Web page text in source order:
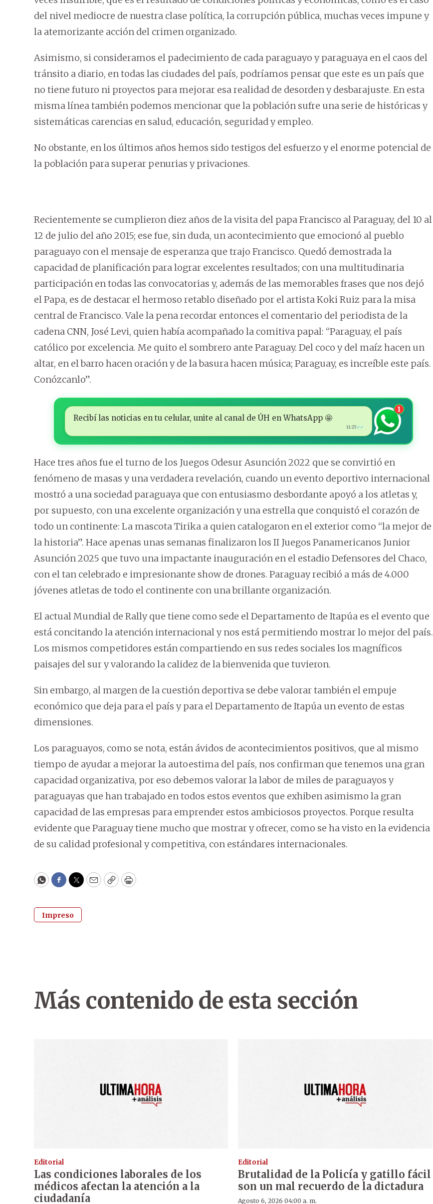
del nivel mediocre de nuestra clase política, la corrupción pública, muchas veces impune y
la atemorizante acción del crimen organizado.
Asimismo, si consideramos el padecimiento de cada paraguayo y paraguaya en el caos del
tránsito a diario, en todas las ciudades del país, podríamos pensar que este es un país que
no tiene futuro ni proyectos para mejorar esa realidad de desorden y desbarajuste. En esta
misma línea también podemos mencionar que la población sufre una serie de históricas y
sistemáticas carencias en salud, educación, seguridad y empleo.
No obstante, en los últimos años hemos sido testigos del esfuerzo y el enorme potencial de
la población para superar penurias y privaciones.
Recientemente se cumplieron diez años de la visita del papa Francisco al Paraguay, del 10 al
12 de julio del año 2015; ese fue, sin duda, un acontecimiento que emocionó al pueblo
paraguayo con el mensaje de esperanza que trajo Francisco. Quedó demostrada la
capacidad de planificación para lograr excelentes resultados; con una multitudinaria
participación en todas las convocatorias y, además de las memorables frases que nos dejó
el Papa, es de destacar el hermoso retablo diseñado por el artista Koki Ruiz para la misa
central de Francisco. Vale la pena recordar entonces el comentario del periodista de la
cadena CNN, José Levi, quien había acompañado la comitiva papal: “Paraguay, el país
católico por excelencia. Me quito el sombrero ante Paraguay. Del coco y del maíz hacen un
altar, en el barro hacen oración y de la basura hacen música; Paraguay, es increíble este país.
Conózcanlo”.
Recibí las noticias en tu celular, unite al canal de ÚH en WhatsApp 🤩
11:25 ✓✓
1
Hace tres años fue el turno de los Juegos Odesur Asunción 2022 que se convirtió en
fenómeno de masas y una verdadera revelación, cuando un evento deportivo internacional
mostró a una sociedad paraguaya que con entusiasmo desbordante apoyó a los atletas y,
por supuesto, con una excelente organización y una estrella que conquistó el corazón de
todo un continente: La mascota Tirika a quien catalogaron en el exterior como “la mejor de
la historia”. Hace apenas unas semanas finalizaron los II Juegos Panamericanos Junior
Asunción 2025 que tuvo una impactante inauguración en el estadio Defensores del Chaco,
con el tan celebrado e impresionante show de drones. Paraguay recibió a más de 4.000
jóvenes atletas de todo el continente con una brillante organización.
El actual Mundial de Rally que tiene como sede el Departamento de Itapúa es el evento que
está concitando la atención internacional y nos está permitiendo mostrar lo mejor del país.
Los mismos competidores están compartiendo en sus redes sociales los magníficos
paisajes del sur y valorando la calidez de la bienvenida que tuvieron.
Sin embargo, al margen de la cuestión deportiva se debe valorar también el empuje
económico que deja para el país y para el Departamento de Itapúa un evento de estas
dimensiones.
Los paraguayos, como se nota, están ávidos de acontecimientos positivos, que al mismo
tiempo de ayudar a mejorar la autoestima del país, nos confirman que tenemos una gran
capacidad organizativa, por eso debemos valorar la labor de miles de paraguayos y
paraguayas que han trabajado en todos estos eventos que exhiben asimismo la gran
capacidad de las empresas para emprender estos ambiciosos proyectos. Porque resulta
evidente que Paraguay tiene mucho que mostrar y ofrecer, como se ha visto en la evidencia
de su calidad profesional y competitiva, con estándares internacionales.
WhatsApp
Facebook
Twitter
EmailCopyPrint
Impreso
Más contenido de esta sección
Editorial
Las condiciones laborales de los
médicos afectan la atención a la
ciudadanía
Editorial
Brutalidad de la Policía y gatillo fácil
son un mal recuerdo de la dictadura
Agosto 6, 2026 04:00 a. m.